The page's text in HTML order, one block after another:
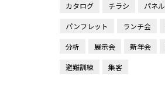
カタログ チラシ パネル
パンフレット ランチ会
分析 展示会 新年会
避難訓練 集客